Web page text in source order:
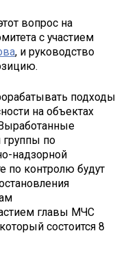
вопрос на
с участием
, и руководство
подходы
на объектах
группы по
надзорной
по контролю будут
главы МЧС
состоится 8